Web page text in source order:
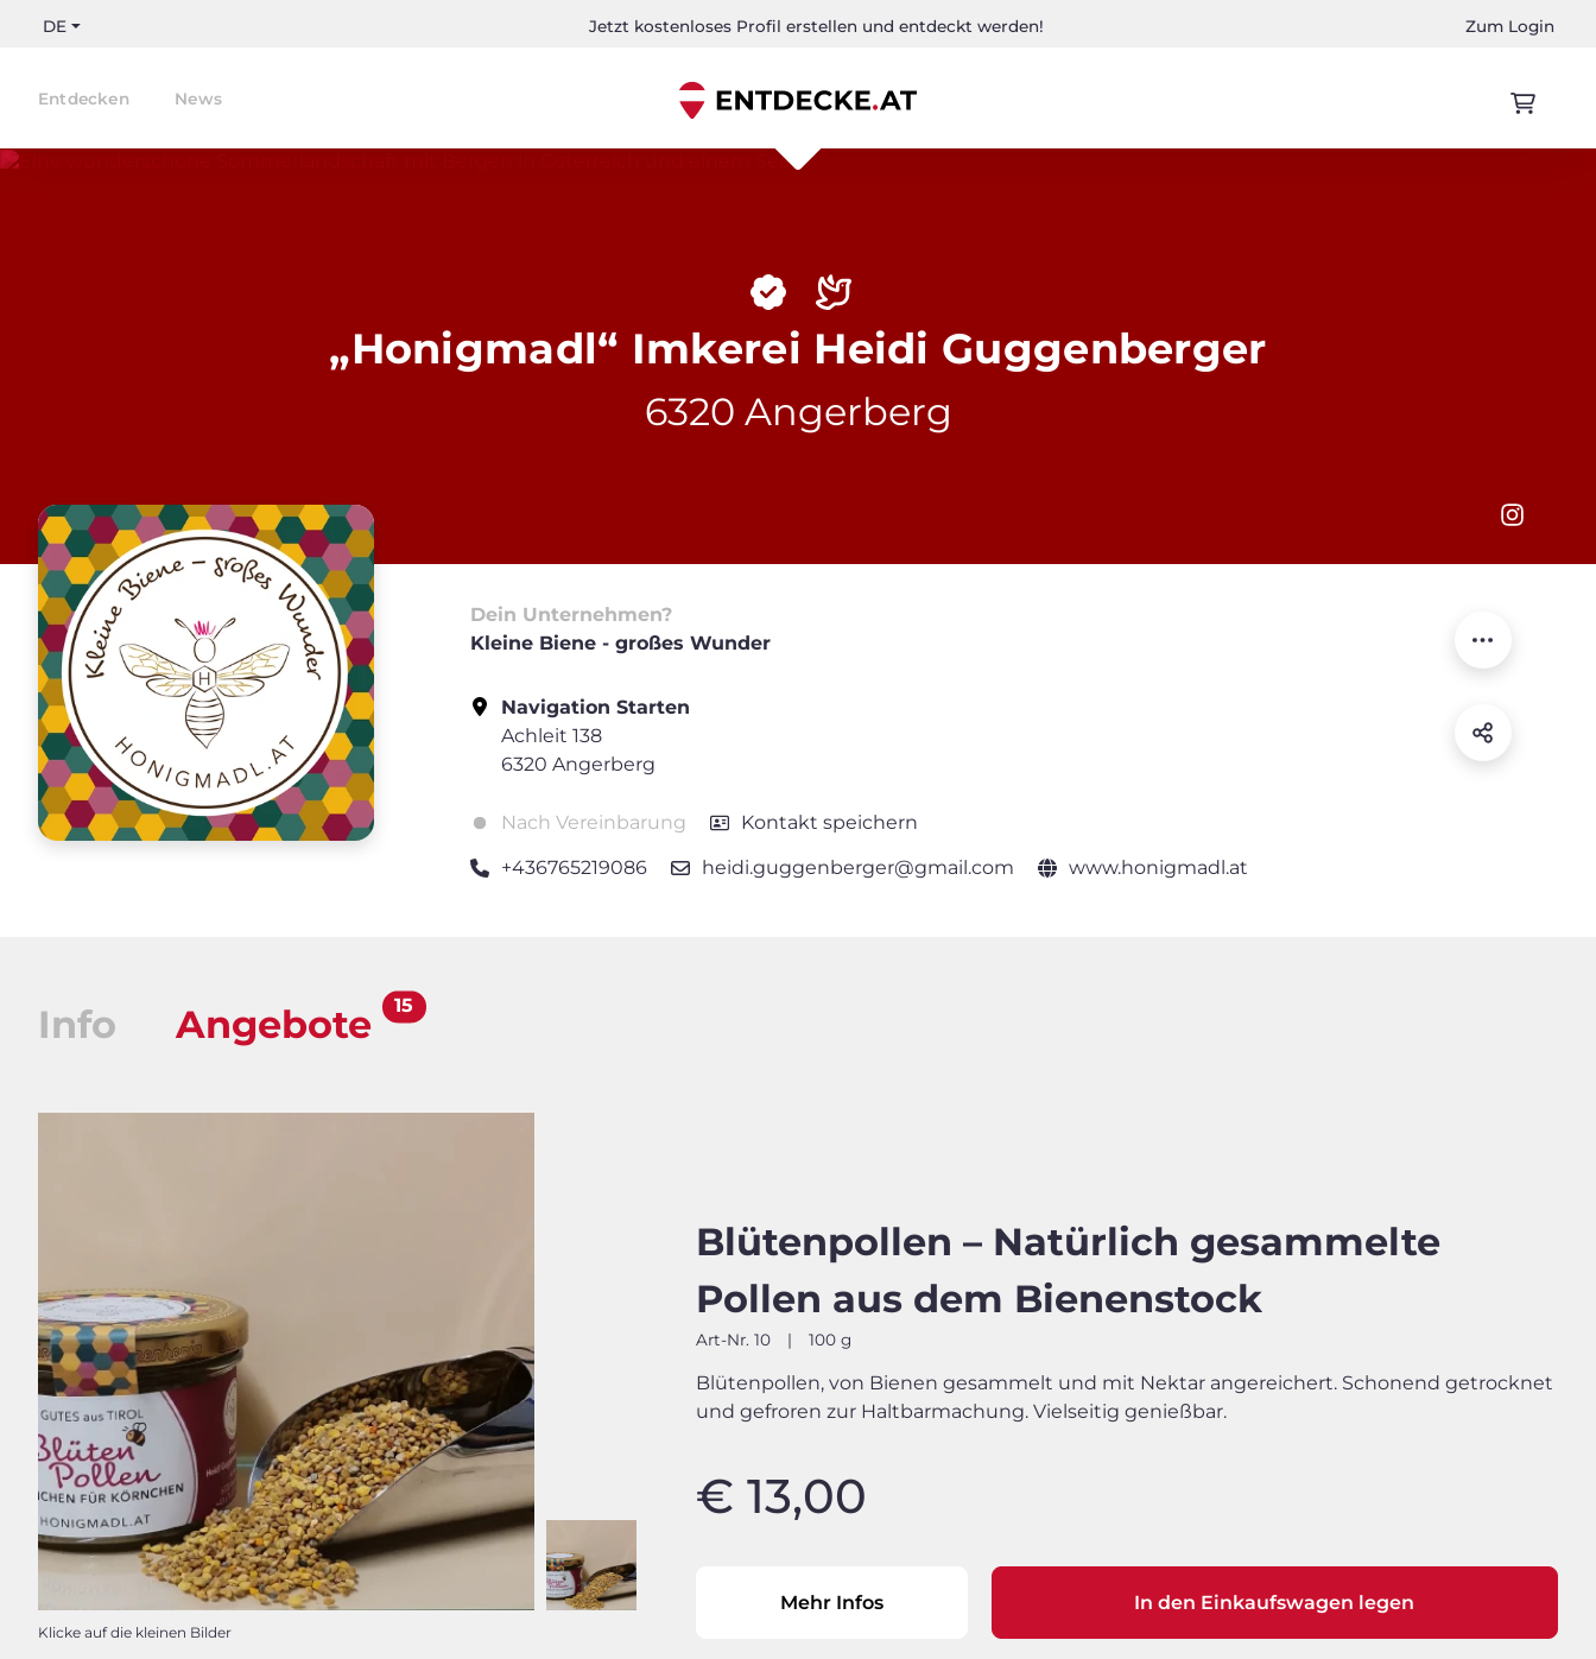
DE Jetzt kostenloses Profil erstellen und entdeckt werden! Zum Login
Entdecken News
„Honigmadl“ Imkerei Heidi Guggenberger
6320 Angerberg
Dein Unternehmen?
Kleine Biene - großes Wunder
Navigation Starten
Achleit 138
6320 Angerberg
Nach Vereinbarung Kontakt speichern
+436765219086 heidi.guggenberger@gmail.com www.honigmadl.at
Info Angebote 15
Klicke auf die kleinen Bilder
Blütenpollen – Natürlich gesammelte
Pollen aus dem Bienenstock
Art-Nr. 10 | 100 g
Blütenpollen, von Bienen gesammelt und mit Nektar angereichert. Schonend getrocknet
und gefroren zur Haltbarmachung. Vielseitig genießbar.
€ 13,00
Mehr Infos In den Einkaufswagen legen